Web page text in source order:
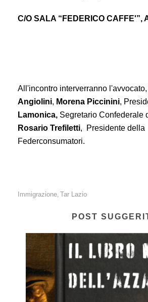
C/O SALA “FEDERICO CAFFE'”,
All'incontro interverranno l'avvocato,
Angiolini, Morena Piccinini,
Lamonica, Segretario Confederale
Rosario Trefiletti, Presidente della
Federconsumatori.
Immigrazione, Tar Lazio
POST